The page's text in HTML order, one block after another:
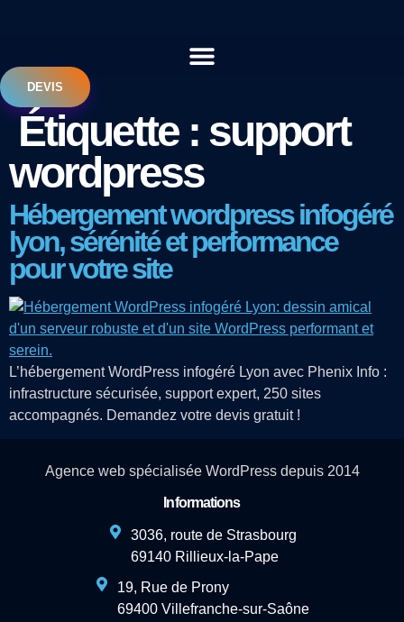
DEVIS
Étiquette : support
wordpress
Hébergement wordpress infogéré
lyon, sérénité et performance
pour votre site
L’hébergement WordPress infogéré Lyon avec Phenix Info :
infrastructure sécurisée, support expert, 250 sites
accompagnés. Demandez votre devis gratuit !
Agence web spécialisée WordPress depuis 2014
Informations
3036, route de Strasbourg
69140 Rillieux-la-Pape
19, Rue de Prony
69400 Villefranche-sur-Saône